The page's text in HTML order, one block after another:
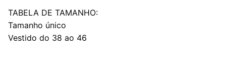
TABELA DE TAMANHO:
Tamanho único
Vestido do 38 ao 46